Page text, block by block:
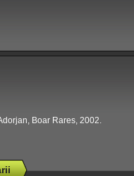
Boar Rares, 2002.